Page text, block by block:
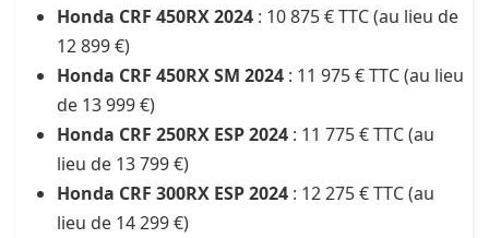
Honda CRF 450RX 2024 : 10 875 € TTC (au lieu de
12 899 €)
Honda CRF 450RX SM 2024 : 11 975 € TTC (au lieu
de 13 999 €)
Honda CRF 250RX ESP 2024 : 11 775 € TTC (au
lieu de 13 799 €)
Honda CRF 300RX ESP 2024 : 12 275 € TTC (au
lieu de 14 299 €)